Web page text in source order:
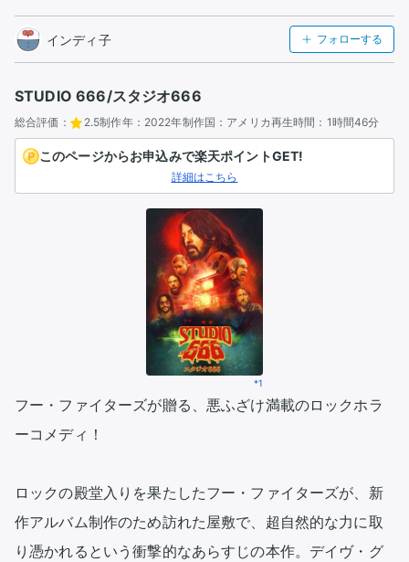
インディ子 フォローする
STUDIO 666/スタジオ666
総合評価： 2.5制作年： 2022年制作国： アメリカ再生時間： 1時間46分
このページからお申込みで楽天ポイントGET!
詳細はこちら
*1
フー・ファイターズが贈る、悪ふざけ満載のロックホラ
ーコメディ！
ロックの殿堂入りを果たしたフー・ファイターズが、新
作アルバム制作のため訪れた屋敷で、超自然的な力に取
り憑かれるという衝撃的なあらすじの本作。デイヴ・グ